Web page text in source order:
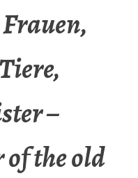
–
the old